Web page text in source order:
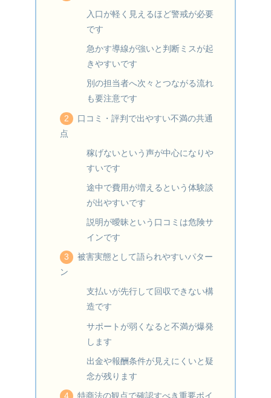
入口が軽く見えるほど警戒が必要
です
急かす導線が強いと判断ミスが起
きやすいです
別の担当者へ次々とつながる流れ
も要注意です
口コミ・評判で出やすい不満の共通
点
稼げないという声が中心になりや
すいです
途中で費用が増えるという体験談
が出やすいです
説明が曖昧という口コミは危険サ
インです
被害実態として語られやすいパター
ン
支払いが先行して回収できない構
造です
サポートが弱くなると不満が爆発
します
出金や報酬条件が見えにくいと疑
念が残ります
特商法の観点で確認すべき重要ポイ